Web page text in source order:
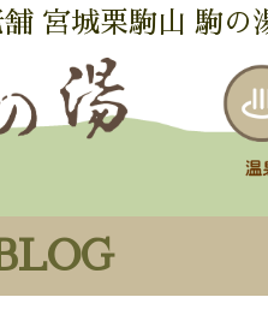
宮城栗駒山 駒の